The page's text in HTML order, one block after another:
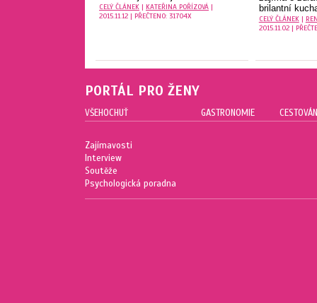
CELÝ ČLÁNEK | KATEŘINA POŘÍZOVÁ |
2015.11.12 | PŘEČTENO: 31704X
brilantní
CELÝ ČLÁNEK|
2015.11.02 |
PORTÁL PRO ŽENY
VŠEHOCHUŤ
Zajímavosti
Interview
Soutěže
Psychologická poradna
GASTRONOMIE